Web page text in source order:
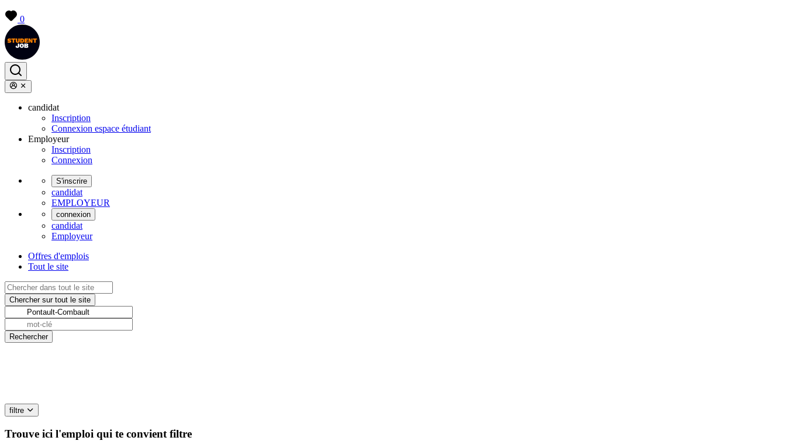
0
candidat
Inscription
Connexion espace étudiant
Employeur
Inscription
Connexion
S'inscrire
candidat
EMPLOYEUR
connexion
candidat
Employeur
Offres d'emplois
Tout le site
filtre
Trouve ici l'emploi qui te convient filtre